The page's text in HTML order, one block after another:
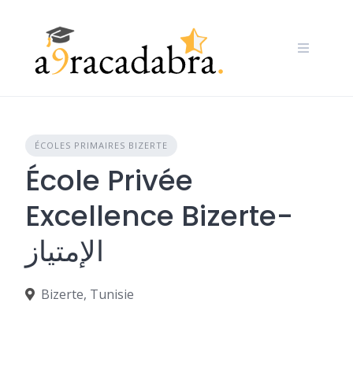
ÉCOLES PRIMAIRES BIZERTE
École Privée
Excellence Bizerte-
الإمتياز
Bizerte, Tunisie